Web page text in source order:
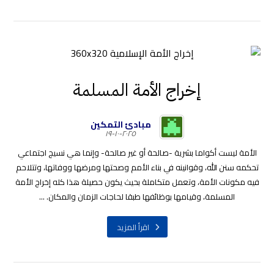
إخراج الأمة المسلمة
مبادئ التمكين
٢٠٢٥-١٠-١٩
الأمة ليست أكواما بشرية -صالحة أو غير صالحة- وإنما هي نسيج اجتماعي
تحكمه سنن الله، وقوانينه في بناء الأمم وصحتها ومرضها ووفاتها، وتتلاحم
فيه مكونات الأمة، وتعمل متكاملة بحيث يكون حصيلة هذا كله إخراج الأمة
المسلمة، وقيامها بوظائفها طبقا لحاجات الزمان والمكان. ...
اقرأ المزيد